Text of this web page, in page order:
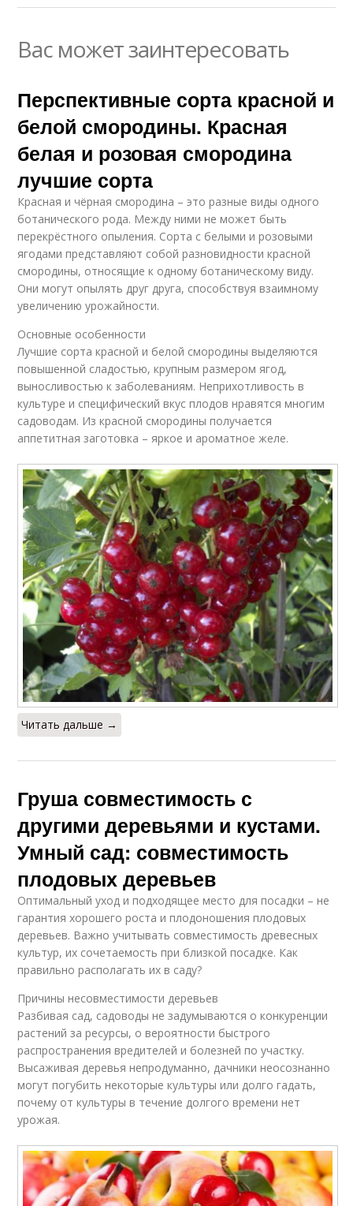
Вас может заинтересовать
Перспективные сорта красной и
белой смородины. Красная
белая и розовая смородина
лучшие сорта
Красная и чёрная смородина – это разные виды одного
ботанического рода. Между ними не может быть
перекрёстного опыления. Сорта с белыми и розовыми
ягодами представляют собой разновидности красной
смородины, относящие к одному ботаническому виду.
Они могут опылять друг друга, способствуя взаимному
увеличению урожайности.
Основные особенности
Лучшие сорта красной и белой смородины выделяются
повышенной сладостью, крупным размером ягод,
выносливостью к заболеваниям. Неприхотливость в
культуре и специфический вкус плодов нравятся многим
садоводам. Из красной смородины получается
аппетитная заготовка – яркое и ароматное желе.
Читать дальше →
Груша совместимость с
другими деревьями и кустами.
Умный сад: совместимость
плодовых деревьев
Оптимальный уход и подходящее место для посадки – не
гарантия хорошего роста и плодоношения плодовых
деревьев. Важно учитывать совместимость древесных
культур, их сочетаемость при близкой посадке. Как
правильно располагать их в саду?
Причины несовместимости деревьев
Разбивая сад, садоводы не задумываются о конкуренции
растений за ресурсы, о вероятности быстрого
распространения вредителей и болезней по участку.
Высаживая деревья непродуманно, дачники неосознанно
могут погубить некоторые культуры или долго гадать,
почему от культуры в течение долгого времени нет
урожая.